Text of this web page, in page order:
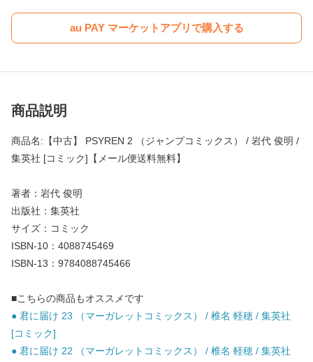
au PAY マーケットアプリで購入する
商品説明
商品名:【中古】 PSYREN 2 （ジャンプコミックス） / 岩代 俊明 /
集英社 [コミック]【メール便送料無料】
著者：岩代 俊明
出版社：集英社
サイズ：コミック
ISBN-10：4088745469
ISBN-13：9784088745466
■こちらの商品もオススメです
● 君に届け 23 （マーガレットコミックス） / 椎名 軽穂 / 集英社
[コミック]
● 君に届け 22 （マーガレットコミックス） / 椎名 軽穂 / 集英社